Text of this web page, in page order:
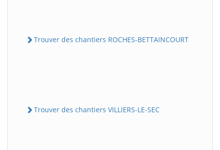
Trouver des chantiers ROCHES-BETTAINCOURT
Trouver des chantiers VILLIERS-LE-SEC